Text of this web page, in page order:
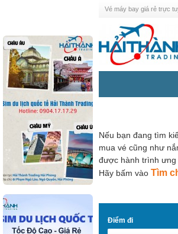
Vé máy bay giá rẻ trực
Nếu bạn đang tìm
mua vé cũng như
được hành trình
Hãy bấm vào Tìm
Điểm đi